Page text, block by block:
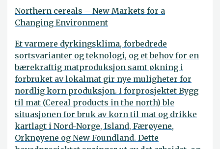
Northern cereals – New Markets for a
Changing Environment
Et varmere dyrkingsklima, forbedrede
sortsvarianter og teknologi, og et behov for en
bærekraftig matproduksjon samt økning i
forbruket av lokalmat gir nye muligheter for
nordlig korn produksjon. I forprosjektet Bygg
til mat (Cereal products in the north) ble
situasjonen for bruk av korn til mat og drikke
kartlagt i Nord-Norge, Island, Færøyene,
Orknøyene og New Foundland. Dette